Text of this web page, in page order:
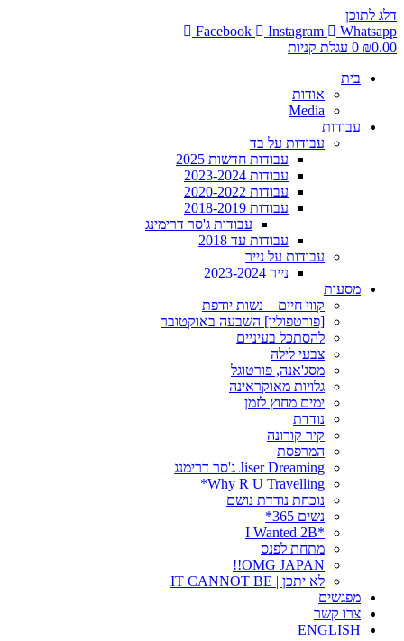
דלג לתוכן
Facebook
Instagram
Whatsapp
₪0.00
0 עגלת קניות
בית
אודות
Media
עבודות
עבודות על בד
עבודות חדשות 2025
עבודות 2023-2024
עבודות 2020-2022
עבודות 2018-2019
עבודות ג'סר דרימינג
עבודות עד 2018
עבודות על נייר
נייר 2023-2024
מסעות
קווי חיים – נשות יודפת
[פורטפוליו] השבעה באוקטובר
להסתכל בעיניים
צבעי לילה
מסג'אנה, פורטוגל
גלויות מאוקראינה
ימים מחוץ לזמן
נודדת
קיר קורונה
המרפסת
Jiser Dreaming ג'סר דרימנג
Why R U Travelling*
נוכחת נודדת נושם
נשים 365*
*I Wanted 2B
מתחת לפנס
OMG JAPAN!!
לא יתכן | IT CANNOT BE
מפגשים
צרו קשר
ENGLISH